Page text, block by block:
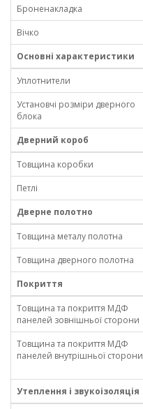
Броненакладка
Вічко
Основні характеристики
Уплотнители
Установчі розміри дверного
блока
Дверний короб
Товщина коробки
Петлі
Дверне полотно
Товщина металу полотна
Товщина дверного полотна
Покриття
Товщина та покриття МДФ
панелей зовнішньої сторони
Товщина та покриття МДФ
панелей внутрішньої сторони
Утеплення і звукоізоляція